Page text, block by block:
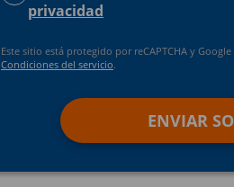
privacidad
Este sitio está protegido por reCAPTCHA y Google
Condiciones del servicio.